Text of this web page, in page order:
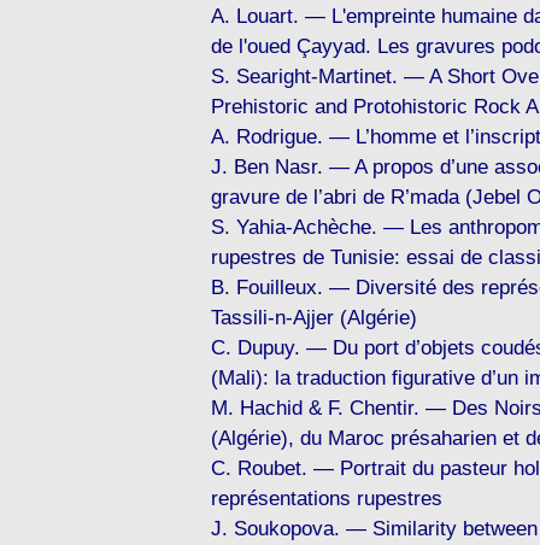
A. Louart. — L'empreinte humaine
de l'oued Çayyad. Les gravures
S. Searight-Martinet. — A Short
Prehistoric and Protohistoric Rock
A. Rodrigue. — L’homme et
J. Ben Nasr. — A propos d’une
gravure de l’abri de R’mada (Jebel
S. Yahia-Achèche. — Les
rupestres de Tunisie: essai de
B. Fouilleux. — Diversité des
Tassili-n-Ajjer (Algérie)
C. Dupuy. — Du port d’objets
(Mali): la traduction figurative d’un
M. Hachid & F. Chentir. — Des
(Algérie), du Maroc présaharien et
C. Roubet. — Portrait du pasteur
représentations rupestres
J. Soukopova. — Similarity